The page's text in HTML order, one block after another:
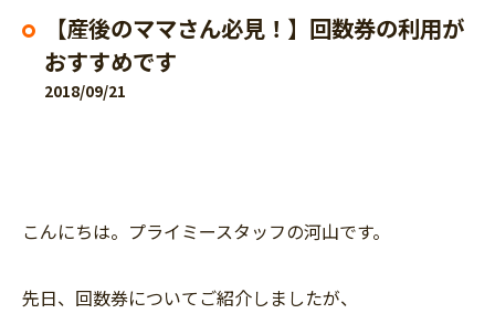
【産後のママさん必見！】回数券の利用が
おすすめです
2018/09/21
こんにちは。プライミースタッフの河山です。
先日、回数券についてご紹介しましたが、